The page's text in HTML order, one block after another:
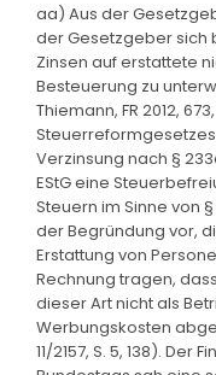
aa) Aus der
der Gesetzgeber sich
Zinsen auf erstattete
Besteuerung zu
Thiemann, FR 2012,
Verzinsung nach §
EStG eine
Steuern im Sinne von §
der Begründung vor,
Erstattung von
Rechnung tragen,
dieser Art nicht als
Werbungskosten
11/2157, S. 5, 138).